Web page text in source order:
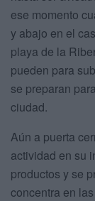
ese momento
y abajo en el
playa de la
pueden para
se preparan
ciudad.
Aún a puerta
actividad en su
productos y se
concentra en